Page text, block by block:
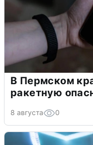
В Пермском
ракетную
8 августа 0